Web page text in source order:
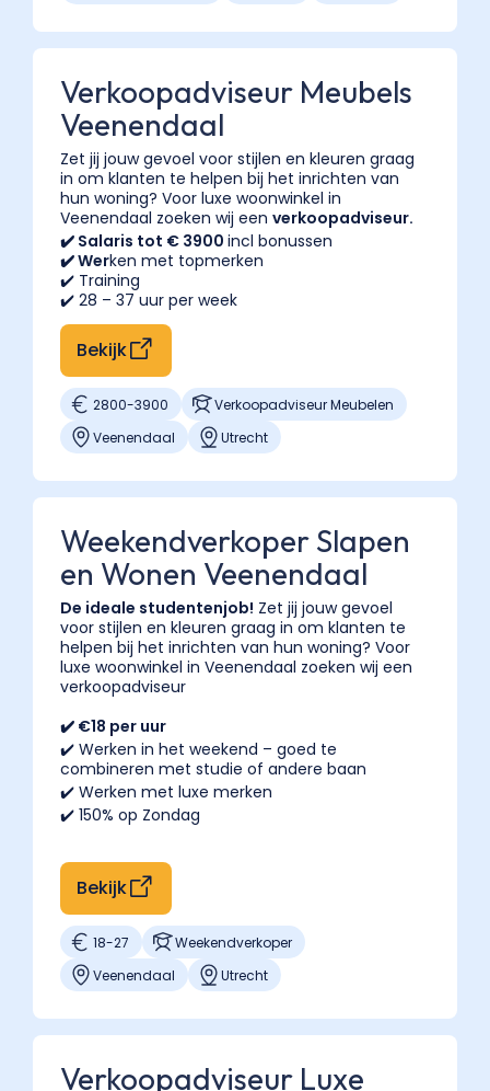
Verkoopadviseur Meubels
Veenendaal
Zet jij jouw gevoel voor stijlen en kleuren graag
in om klanten te helpen bij het inrichten van
hun woning? Voor luxe woonwinkel in
Veenendaal zoeken wij een verkoopadviseur.
✔️ Salaris tot € 3900 incl bonussen
✔️ Werken met topmerken
✔️ Training
✔️ 28 – 37 uur per week
2800-3900
Verkoopadviseur Meubelen
Veenendaal
Utrecht
Bekijk
Weekendverkoper Slapen
en Wonen Veenendaal
De ideale studentenjob! Zet jij jouw gevoel
voor stijlen en kleuren graag in om klanten te
helpen bij het inrichten van hun woning? Voor
luxe woonwinkel in Veenendaal zoeken wij een
verkoopadviseur
✔️ €18 per uur
✔️ Werken in het weekend – goed te
combineren met studie of andere baan
✔️ Werken met luxe merken
✔️ 150% op Zondag
18-27
Weekendverkoper
Veenendaal
Utrecht
Bekijk
Verkoopadviseur Luxe